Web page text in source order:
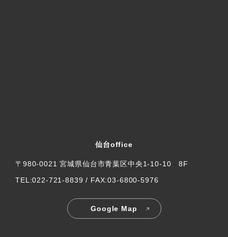
仙台office
〒980-0021 宮城県仙台市青葉区中央1-10-10 8F
TEL:022-721-8839 / FAX:03-6800-5976
Google Map